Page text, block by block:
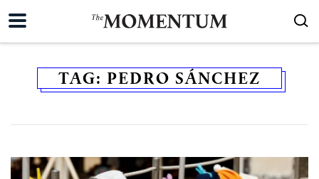
TAG: PEDRO SÁNCHEZ